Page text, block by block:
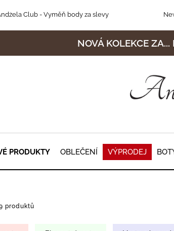
Club- Vyměň body za slevy
NOVÁ KOLEKCE ZA...
PRODUKTY OBLEČENÍ VÝPRODEJ
produktů